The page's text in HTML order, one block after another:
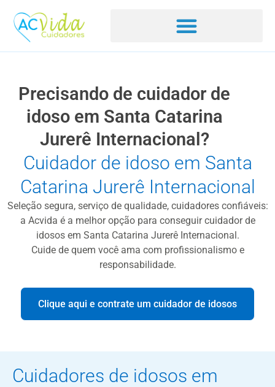
Precisando de cuidador de
idoso em Santa Catarina
Jurerê Internacional?
Cuidador de idoso em Santa
Catarina Jurerê Internacional
Seleção segura, serviço de qualidade, cuidadores confiáveis:
a Acvida é a melhor opção para conseguir cuidador de
idosos em Santa Catarina Jurerê Internacional.
Cuide de quem você ama com profissionalismo e
responsabilidade.
Clique aqui e contrate um cuidador de idosos
Cuidadores de idosos em